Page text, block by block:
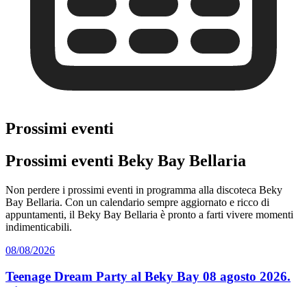
Prossimi eventi
Prossimi eventi Beky Bay Bellaria
Non perdere i prossimi eventi in programma alla discoteca Beky
Bay Bellaria. Con un calendario sempre aggiornato e ricco di
appuntamenti, il Beky Bay Bellaria è pronto a farti vivere momenti
indimenticabili.
08/08/2026
Teenage Dream Party al Beky Bay 08 agosto 2026.